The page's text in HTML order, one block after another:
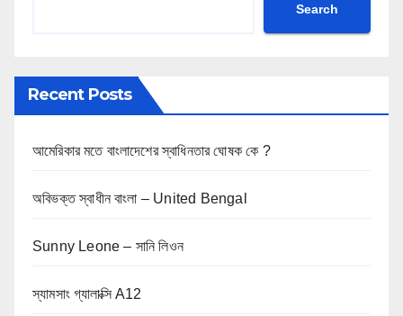
Search
Recent Posts
আমেরিকার মতে বাংলাদেশের স্বাধিনতার ঘোষক কে ?
অবিভক্ত স্বাধীন বাংলা – United Bengal
Sunny Leone – সানি লিওন
স্যামসাং গ্যালাক্সি A12